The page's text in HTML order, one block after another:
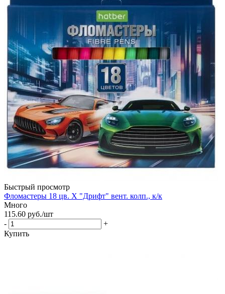
Быстрый просмотр
Фломастеры 18 цв. Х "Дрифт" вент. колп., к/к
Много
115.60 руб./шт
-
+
Купить